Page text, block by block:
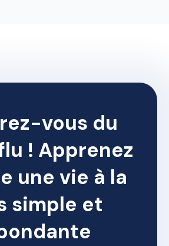
vous du
! Apprenez
une vie à la
simple et